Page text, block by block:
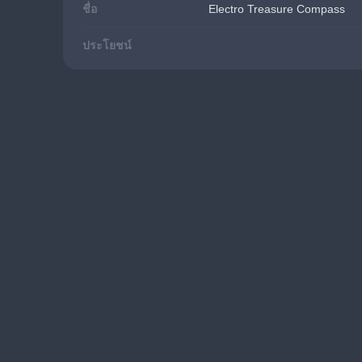
ชื่อ Electro Treasure Compass
ประโยชน์